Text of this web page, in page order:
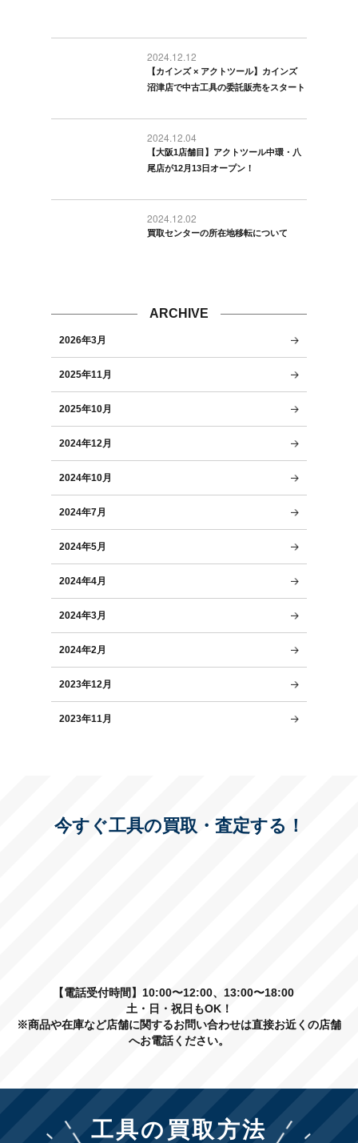
2024.12.12
【カインズ × アクトツール】カインズ
沼津店で中古工具の委託販売をスタート
2024.12.04
【大阪1店舗目】アクトツール中環・八
尾店が12月13日オープン！
2024.12.02
買取センターの所在地移転について
ARCHIVE
2026年3月
2025年11月
2025年10月
2024年12月
2024年10月
2024年7月
2024年5月
2024年4月
2024年3月
2024年2月
2023年12月
2023年11月
今すぐ工具の買取・査定する！
【電話受付時間】10:00〜12:00、13:00〜18:00
土・日・祝日もOK！
※商品や在庫など店舗に関するお問い合わせは直接お近くの店舗
へお電話ください。
工具の買取方法